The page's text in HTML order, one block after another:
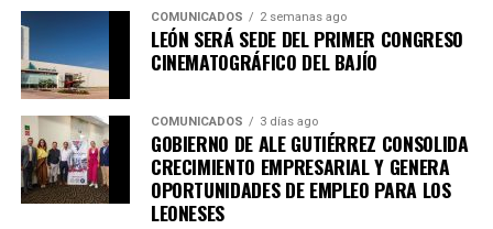
Municipal de Planeación de León refrendan su
compromiso con la participación ciudadana y la
planeación estratégica como herramientas
fundamentales para construir una ciudad más
competitiva, sostenible, incluyente y preparada para los
retos de las próximas décadas.
COMUNICADOS 2 semanas ago
LEÓN SERÁ SEDE DEL PRIMER CONGRESO
CINEMATOGRÁFICO DEL BAJÍO
COMUNICADOS 3 días ago
GOBIERNO DE ALE GUTIÉRREZ CONSOLIDA
CRECIMIENTO EMPRESARIAL Y GENERA
OPORTUNIDADES DE EMPLEO PARA LOS
LEONESES